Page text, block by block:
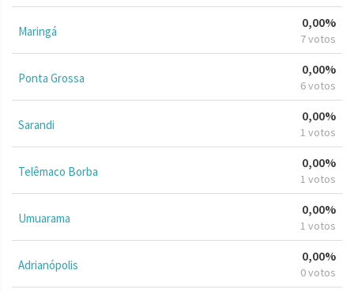
Maringá
0,00%
7 votos
Ponta Grossa
0,00%
6 votos
Sarandi
0,00%
1 votos
Telêmaco Borba
0,00%
1 votos
Umuarama
0,00%
1 votos
Adrianópolis
0,00%
0 votos